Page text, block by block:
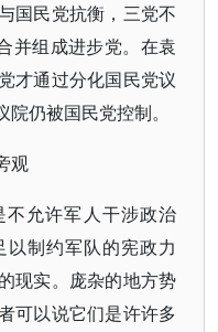
国民党抗衡，三党不
并组成进步党。在袁
才通过分化国民党议
仍被国民党控制。
观
允许军人干涉政治
制约军队的宪政力
现实。庞杂的地方势
可以说它们是许许多